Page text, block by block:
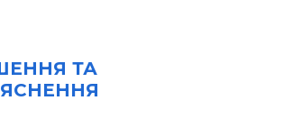
ТА